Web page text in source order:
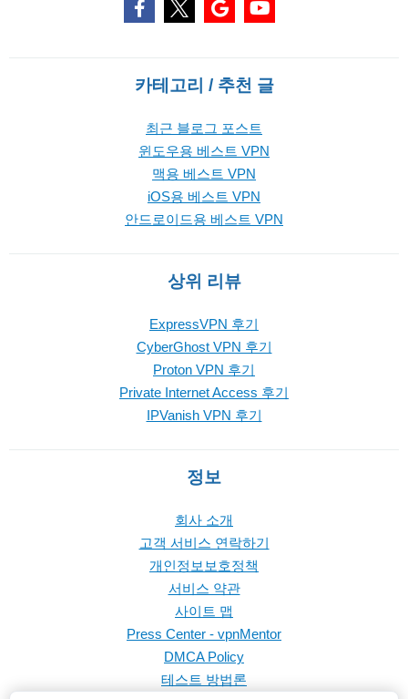
카테고리 / 추천 글
최근 블로그 포스트
윈도우용 베스트 VPN
맥용 베스트 VPN
iOS용 베스트 VPN
안드로이드용 베스트 VPN
상위 리뷰
ExpressVPN 후기
CyberGhost VPN 후기
Proton VPN 후기
Private Internet Access 후기
IPVanish VPN 후기
정보
회사 소개
고객 서비스 연락하기
개인정보보호정책
서비스 약관
사이트 맵
Press Center - vpnMentor
DMCA Policy
테스트 방법론